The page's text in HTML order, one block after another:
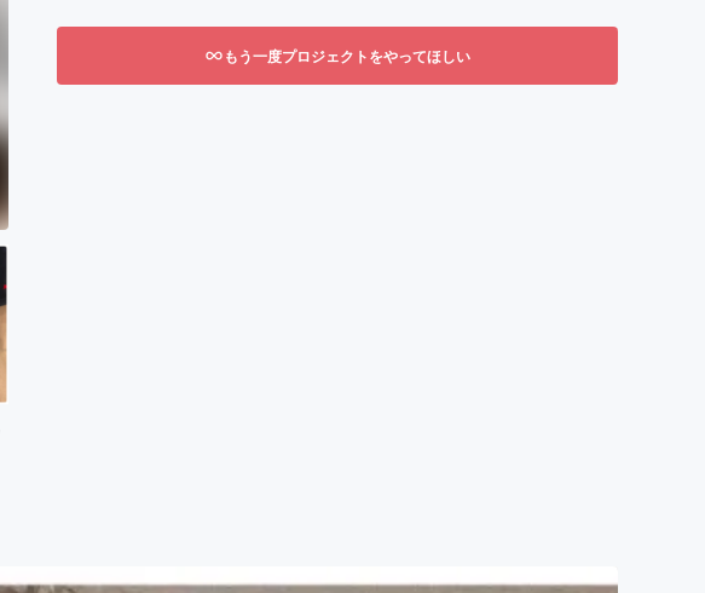
もう一度プロジェクトをやってほしい